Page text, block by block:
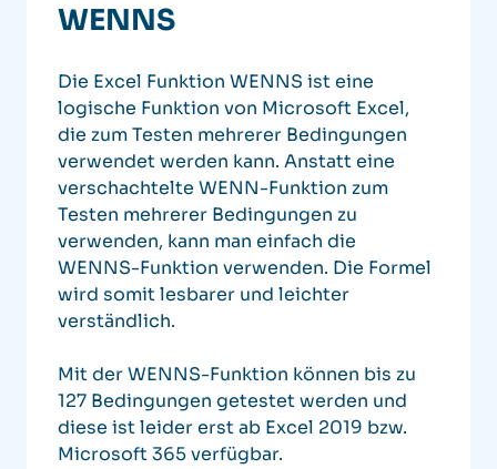
WENNS
Die Excel Funktion WENNS ist eine
logische Funktion von Microsoft Excel,
die zum Testen mehrerer Bedingungen
verwendet werden kann. Anstatt eine
verschachtelte WENN-Funktion zum
Testen mehrerer Bedingungen zu
verwenden, kann man einfach die
WENNS-Funktion verwenden. Die Formel
wird somit lesbarer und leichter
verständlich.
Mit der WENNS-Funktion können bis zu
127 Bedingungen getestet werden und
diese ist leider erst ab Excel 2019 bzw.
Microsoft 365 verfügbar.